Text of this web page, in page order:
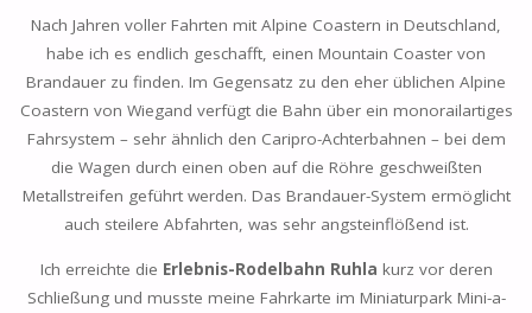
Nach Jahren voller Fahrten mit Alpine Coastern in Deutschland,
habe ich es endlich geschafft, einen Mountain Coaster von
Brandauer zu finden. Im Gegensatz zu den eher üblichen Alpine
Coastern von Wiegand verfügt die Bahn über ein monorailartiges
Fahrsystem – sehr ähnlich den Caripro-Achterbahnen – bei dem
die Wagen durch einen oben auf die Röhre geschweißten
Metallstreifen geführt werden. Das Brandauer-System ermöglicht
auch steilere Abfahrten, was sehr angsteinflößend ist.
Ich erreichte die Erlebnis-Rodelbahn Ruhla kurz vor deren
Schließung und musste meine Fahrkarte im Miniaturpark Mini-a-